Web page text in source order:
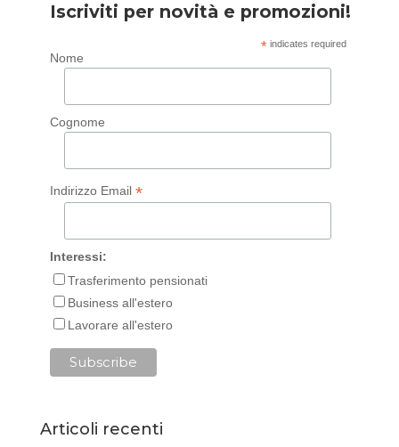
Iscriviti per novità e promozioni!
* indicates required
Nome
Cognome
Indirizzo Email *
Interessi:
Trasferimento pensionati
Business all'estero
Lavorare all'estero
Articoli recenti